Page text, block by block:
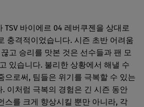
TSV 바이에르 04 레버쿠젠을 상대로
충격적이었습니다. 시즌 초반 어려움
고 승리를 맛본 것은 선수들과 팬 모
있습니다. 불리한 상황에서 해낼 수
으로써, 팀들은 위기를 극복할 수 있는
이처럼 극복의 경험은 긴 시즌 동안
스를 크게 향상시킬 뿐만 아니라, 각